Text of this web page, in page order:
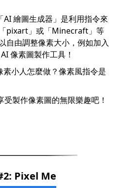
繪圖生成器」是利用指令來
pixart」或「Minecraft」等
自由調整像素大小，例如加入
像素圖製作工具！
素小人怎麼做？像素風指令是
製作像素圖的無限樂趣吧！
Pixel Me